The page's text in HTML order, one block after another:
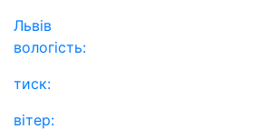
Львів
вологість:
тиск:
вітер: